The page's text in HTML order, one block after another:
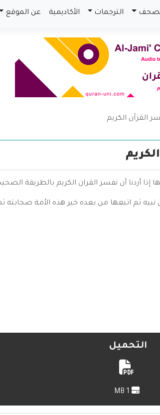
الترجمات الأكاديمية عن الموقع
القرآن الكريم
أردنا أن نفسر القران الكريم بالطريقة
ثم اتبعها من بعده خير هذه الأمة صحابته
التحميل